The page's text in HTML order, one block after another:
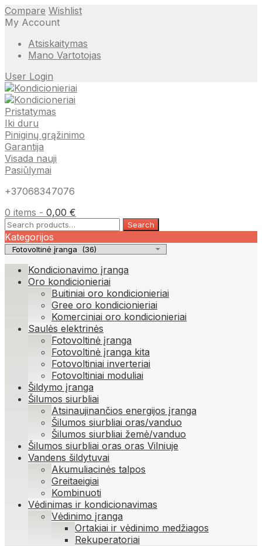
Compare Wishlist
My Account
Atsiskaitymas
Mano Vartotojas
User Login
Pristatymas
Iki duru
Piniginų grąžinimo
Garantija
Visada nauji
Pasiūlymai
+37068347076
0 items - 0,00 €
Search
for:
Search
Kategorijos
Kondicionavimo įranga
Oro kondicionieriai
Buitiniai oro kondicionieriai
Gree oro kondicionieriai
Komerciniai oro kondicionieriai
Saulės elektrinės
Fotovoltinė įranga
Fotovoltinė įranga kita
Fotovoltiniai inverteriai
Fotovoltiniai moduliai
Šildymo įranga
Šilumos siurbliai
Atsinaujinančios energijos įranga
Šilumos siurbliai oras/vanduo
Šilumos siurbliai žemė/vanduo
Šilumos siurbliai oras oras Vilniuje
Vandens šildytuvai
Akumuliacinės talpos
Greitaeigiai
Kombinuoti
Vėdinimas ir kondicionavimas
Vėdinimo įranga
Ortakiai ir vėdinimo medžiagos
Rekuperatoriai